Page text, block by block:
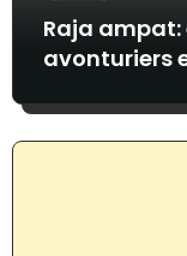
Raja
avonturiers